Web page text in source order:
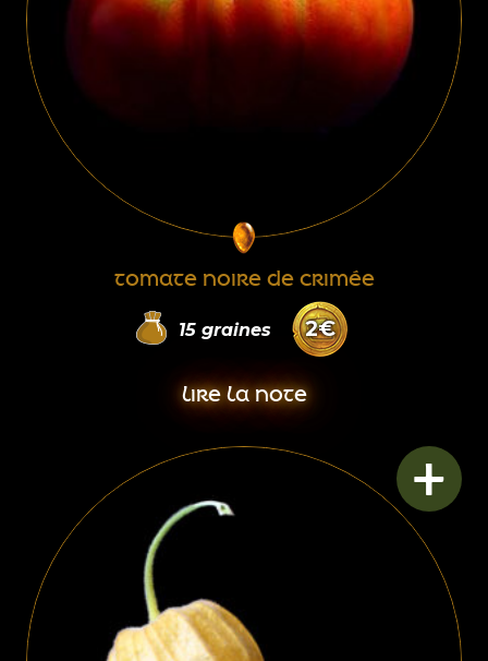
TOMATE NOIRE DE CRIMÉE
15 graines 2€
LIRE LA NOTE
+